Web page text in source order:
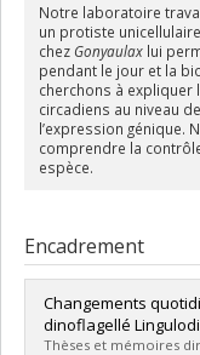
Notre laboratoire
un protiste
chez Gonyaulaxlui
pendant le jour et la
cherchons à expliquer
circadiens au niveau
l’expression génique.
comprendre la
espèce.
Encadrement
Changements
dinoflagellé
Thèses et mémoires